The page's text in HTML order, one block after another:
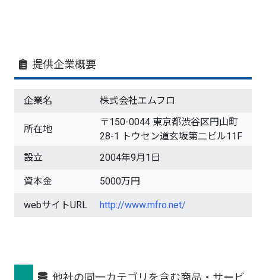
提供企業概要
企業名 株式会社エムフロ
所在地
〒150-0044 東京都渋谷区円山町
28-1 トウセン道玄坂第二ビル11F
設立
2004年9月1日
資本金 5000万円
webサイトURL http://www.mfro.net/
他社の同一カテゴリを含む商品・サービ